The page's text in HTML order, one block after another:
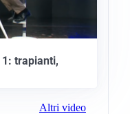
trapianti,
Altri video